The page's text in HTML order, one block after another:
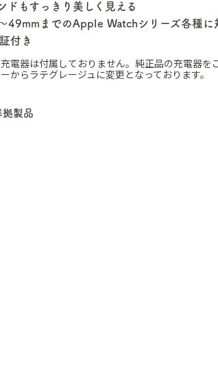
ドもすっきり美しく見える
49mmまでのApple Watchシリーズ各種に
付き
電器は付属しておりません。純正品の充電器を
からラテグレージュに変更となっております。
拠製品